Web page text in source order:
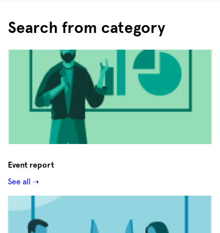
Search from category
Event report
See all ➝